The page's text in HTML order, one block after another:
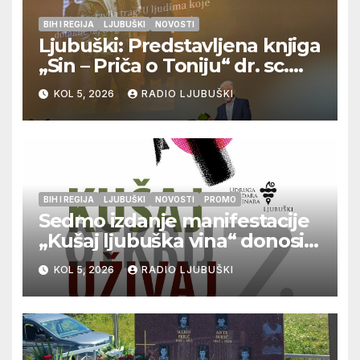
BIH I REGIJA LJUBUŠKI NOVOSTI
Ljubuški: Predstavljena knjiga
„Sin – Priča o Toniju“ dr. sc.
Zdenka Hercega
KOL 5, 2026 RADIO LJUBUŠKI
BIH I REGIJA LJUBUŠKI NOVOSTI PROMO
Sedmo izdanje manifestacije
„Kušaj ljubuška vina“ donosi
vrhunska vina, gastronomiju i
glazbu
KOL 5, 2026 RADIO LJUBUŠKI